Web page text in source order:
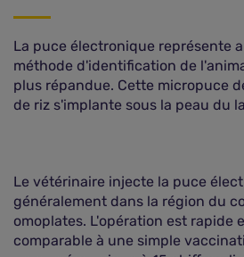
La puce électronique représente
méthode d'identification de
plus répandue. Cette micropuce
de riz s'implante sous la peau du
Le vétérinaire injecte la puce
généralement dans la région du
omoplates. L'opération est rapide
comparable à une simple